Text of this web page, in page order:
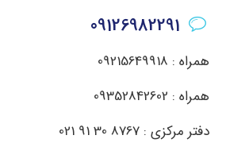
همراه : 09215649918
همراه : 09352842602
دفتر مرکزی : 8767 30 91 021